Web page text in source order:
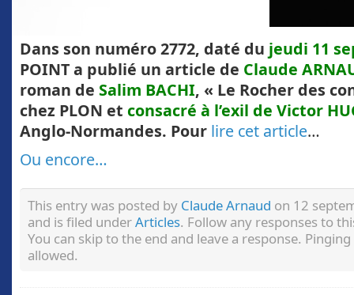
Dans son numéro 2772, daté du jeudi 11
POINT a publié un article de Claude
roman de Salim BACHI, « Le Rocher des
chez PLON et consacré à l’exil de Victor
Anglo-Normandes. Pour lire cet article…
Ou encore…
This entry was posted by Claude Arnaud on 12
and is filed underArticles. Follow any responses to
You can skip to the end and leave a response.
allowed.